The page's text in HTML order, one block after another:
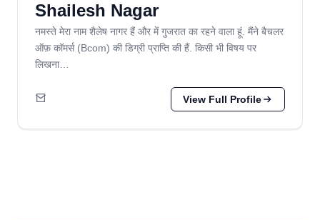
Shailesh Nagar
नमस्ते मेरा नाम शैलेष नागर हैं और में गुजरात का रहने वाला हूं. मैंने बैचलर
ऑफ़ कॉमर्स (Bcom) की डिग्री प्राप्ति की हैं. किसी भी विषय पर
लिखना…
View Full Profile